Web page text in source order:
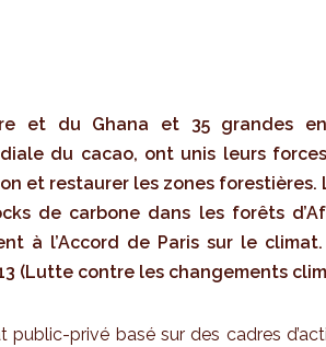
et du Ghana et 35 grandes
du cacao, ont unis leurs
et restaurer les zones forestières.
de carbone dans les forêts
à l’Accord de Paris sur le
(Lutte contre les changements
public-privé basé sur des cadres